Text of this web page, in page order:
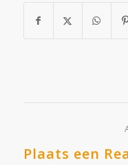
Plaats een